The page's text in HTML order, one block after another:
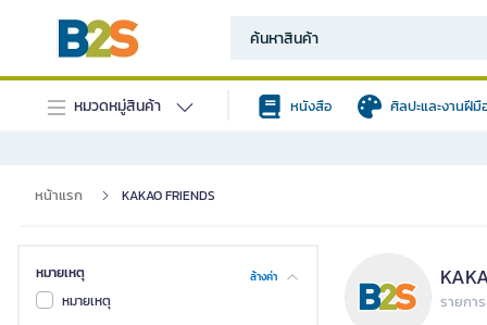
หมวดหมู่สินค้า หนังสือ ศิลปะและงานฝีมื
หน้าแรก KAKAO FRIENDS
หมายเหตุ ล้างค่า
หมายเหตุ
รายกา